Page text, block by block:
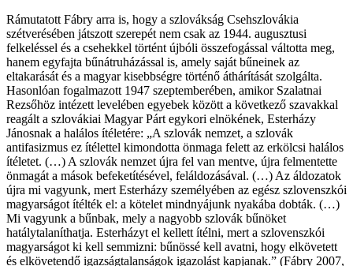
Rámutatott Fábry arra is, hogy a szlovákság Csehszlovákia
szétverésében játszott szerepét nem csak az 1944. augusztusi
felkeléssel és a csehekkel történt újbóli összefogással váltotta meg,
hanem egyfajta bűnátruházással is, amely saját bűneinek az
eltakarását és a magyar kisebbségre történő áthárítását szolgálta.
Hasonlóan fogalmazott 1947 szeptemberében, amikor Szalatnai
Rezsőhöz intézett levelében egyebek között a következő szavakkal
reagált a szlovákiai Magyar Párt egykori elnökének, Esterházy
Jánosnak a halálos ítéletére: „A szlovák nemzet, a szlovák
antifasizmus ez ítélettel kimondotta önmaga felett az erkölcsi halálos
ítéletet. (…) A szlovák nemzet újra fel van mentve, újra felmentette
önmagát a mások befeketítésével, feláldozásával. (…) Az áldozatok
újra mi vagyunk, mert Esterházy személyében az egész szlovenszkói
magyarságot ítélték el: a kötelet mindnyájunk nyakába dobták. (…)
Mi vagyunk a bűnbak, mely a nagyobb szlovák bűnöket
hatálytalaníthatja. Esterházyt el kellett ítélni, mert a szlovenszkói
magyarságot ki kell semmizni: bűnössé kell avatni, hogy elkövetett
és elkövetendő igazságtalanságok igazolást kapjanak.” (Fábry 2007,